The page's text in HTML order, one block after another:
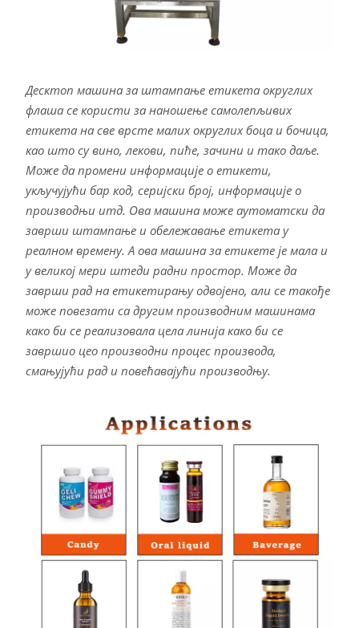
Десктоп машина за штампање етикета округлих
флаша се користи за наношење самолепљивих
етикета на све врсте малих округлих боца и бочица,
као што су вино, лекови, пиће, зачини и тако даље.
Може да промени информације о етикети,
укључујући бар код, серијски број, информације о
производњи итд. Ова машина може аутоматски да
заврши штампање и обележавање етикета у
реалном времену. А ова машина за етикете је мала и
у великој мери штеди радни простор. Може да
заврши рад на етикетирању одвојено, али се такође
може повезати са другим производним машинама
како би се реализовала цела линија како би се
завршио цео производни процес производа,
смањујући рад и повећавајући производњу.